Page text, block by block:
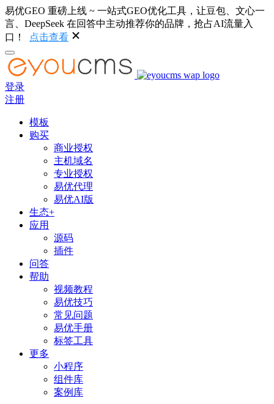
易优GEO 重磅上线 ~ 一站式GEO优化工具，让豆包、文心一
言、DeepSeek 在回答中主动推荐你的品牌，抢占AI流量入
口！
点击查看
登录
注册
模板
购买
商业授权
主机域名
专业授权
易优代理
易优AI版
生态+
应用
源码
插件
问答
帮助
视频教程
易优技巧
常见问题
易优手册
标签工具
更多
小程序
组件库
案例库